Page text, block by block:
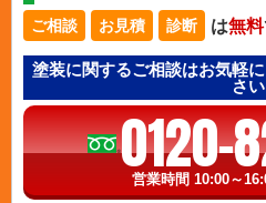
ご相談 お見積 診断 は無料
塗装に関するご相談はお気軽
さい
0120-
営業時間 10:00～